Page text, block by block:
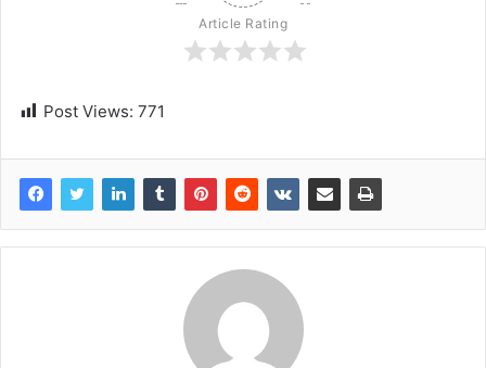
Article Rating
Post Views: 771